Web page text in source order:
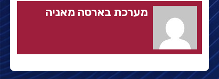
מערכת בארסה מאניה